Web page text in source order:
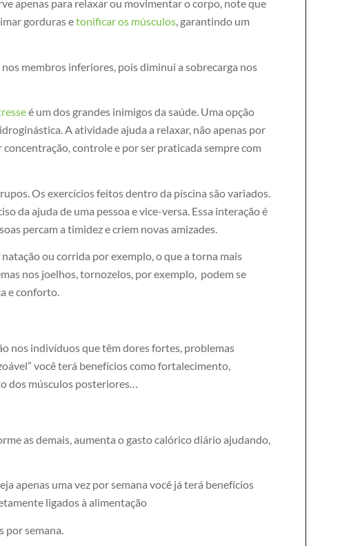
apenas para relaxar ou movimentar o corpo, note que
gorduras etonificar os músculos, garantindo um
nos membros inferiores, pois diminui a sobrecarga nos
é um dos grandes inimigos da saúde. Uma opção
A atividade ajuda a relaxar, não apenas por
controle e por ser praticada sempre com
Os exercícios feitos dentro da piscina são variados.
da ajuda de uma pessoa e vice-versa. Essa interação é
percam a timidez e criem novas amizades.
ou corrida por exemplo, o que a torna mais
nos joelhos, tornozelos, por exemplo, podem se
e conforto.
nos indivíduos que têm dores fortes, problemas
você terá benefícios como fortalecimento,
dos músculos posteriores…
as demais, aumenta o gasto calórico diário ajudando,
apenas uma vez por semana você já terá benefícios
ligados à alimentação
por semana.